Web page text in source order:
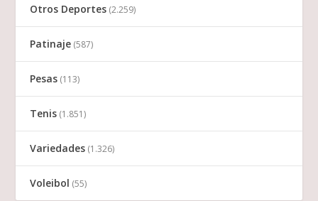
Otros Deportes (2.259)
Patinaje (587)
Pesas (113)
Tenis (1.851)
Variedades (1.326)
Voleibol (55)